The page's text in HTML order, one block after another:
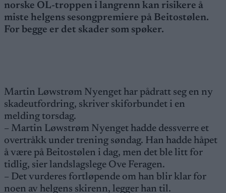
norske OL-troppen i langrenn kan risikere å
miste helgens sesongpremiere på Beitostølen.
For begge er det skader som spøker.
Martin Løwstrøm Nyenget har pådratt seg en ny
skadeutfordring, skriver skiforbundet i en
melding torsdag.
– Martin Løwstrøm Nyenget hadde dessverre et
overtråkk under trening søndag. Han hadde håpet
å være på Beitostølen i dag, men det ble litt for
tidlig, sier landslagslege Ove Feragen.
– Det vurderes fortløpende om han blir klar for
noen av helgens skirenn, legger han til.